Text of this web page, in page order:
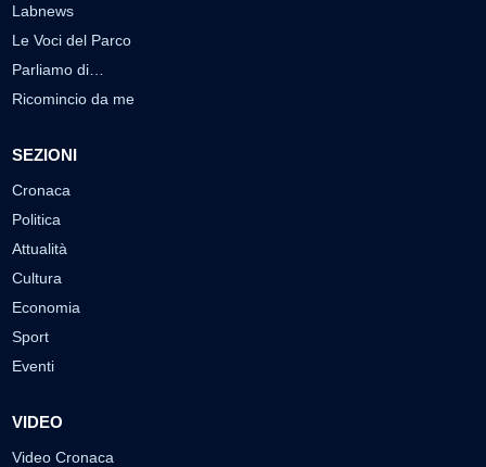
Labnews
Le Voci del Parco
Parliamo di…
Ricomincio da me
SEZIONI
Cronaca
Politica
Attualità
Cultura
Economia
Sport
Eventi
VIDEO
Video Cronaca